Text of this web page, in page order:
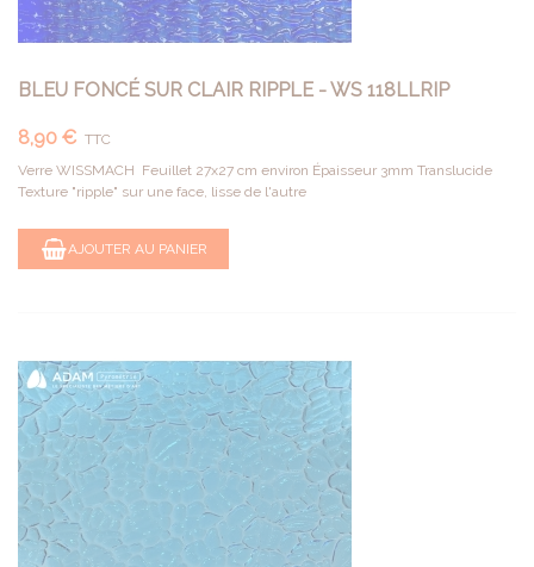
BLEU FONCÉ SUR CLAIR RIPPLE - WS 118LLRIP
8,90 € TTC
Verre WISSMACH Feuillet 27x27 cm environ Épaisseur 3mm Translucide
Texture "ripple" sur une face, lisse de l'autre
AJOUTER AU PANIER